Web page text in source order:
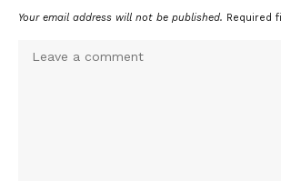
Your email address will not be published. Required